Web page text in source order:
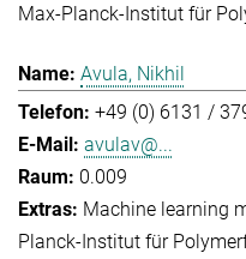
Max-Planck-Institut für
Avula, Nikhil
+49 (0) 6131 /
avulav@...
0.009
Machine learning
Planck-Institut für